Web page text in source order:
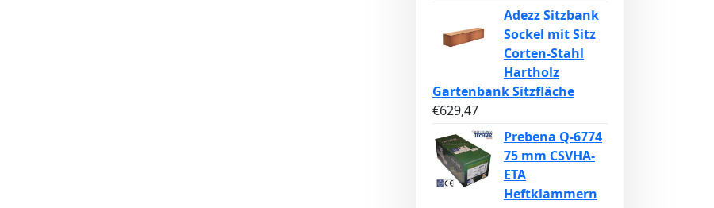
Adezz Sitzbank
Sockel mit Sitz
Corten-Stahl
Hartholz
Gartenbank Sitzfläche
€629,47
Prebena Q-6774
75 mm CSVHA-
ETA
Heftklammern